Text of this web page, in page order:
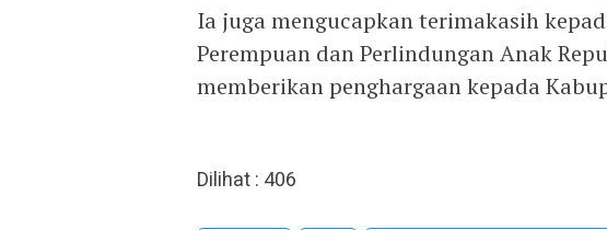
Ia juga mengucapkan terimakasih
Perempuan dan Perlindungan Anak
memberikan penghargaan kepada
Dilihat : 406